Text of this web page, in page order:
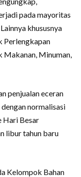
pada mayoritas
khususnya
Perlengkapan
Makanan, Minuman,
penjualan eceran
normalisasi
Hari Besar
libur tahun baru
Kelompok Bahan